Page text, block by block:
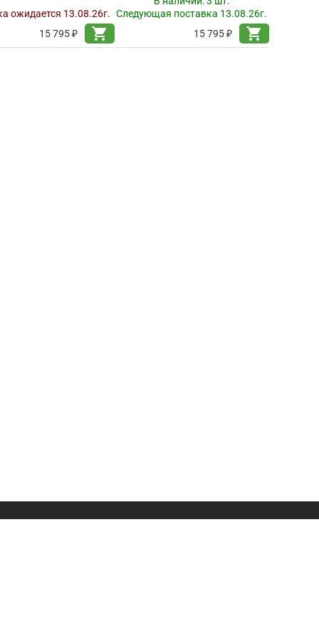
ожидается 13.08.26г.
15 795 ₽
shopping_cart
Следующая поставка 13.08.26г.
15 795 ₽
shopping_cart